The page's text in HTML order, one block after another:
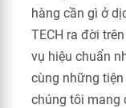
hàng cần gì ở
TECH ra đời
vụ hiệu chuẩn
cùng những
chúng tôi mang